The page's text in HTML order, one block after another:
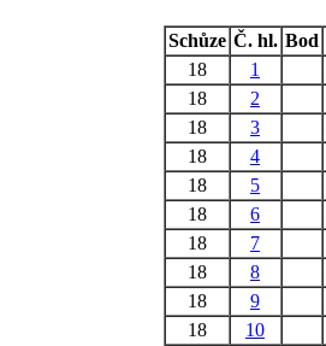
Schůze Č. hl. Bod
18
1
18
2
18
3
18
4
18
5
18
6
18
7
18
8
18
9
18
10